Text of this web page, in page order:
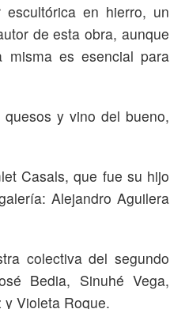
en hierro, un
de esta obra, aunque
es esencial para
y vino del bueno,
Casals, que fue su hijo
Alejandro Aguilera
colectiva del segundo
Bedia, Sinuhé Vega,
Violeta Roque.